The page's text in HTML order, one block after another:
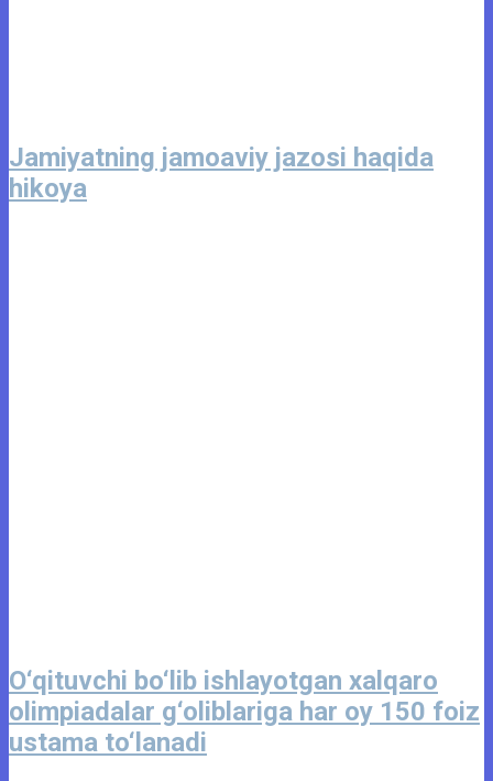
Jamiyatning jamoaviy jazosi haqida
hikoya
O‘qituvchi bo‘lib ishlayotgan xalqaro
olimpiadalar g‘oliblariga har oy 150 foiz
ustama to‘lanadi